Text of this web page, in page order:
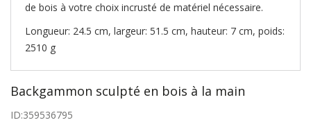
de bois à votre choix incrusté de matériel nécessaire.
Longueur: 24.5 cm, largeur: 51.5 cm, hauteur: 7 cm, poids:
2510 g
Backgammon sculpté en bois à la main
ID:359536795